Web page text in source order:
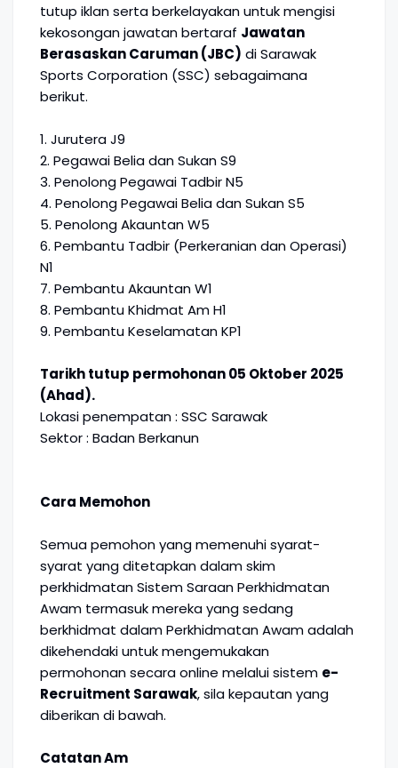
tutup iklan serta berkelayakan untuk mengisi
kekosongan jawatan bertaraf Jawatan
Berasaskan Caruman (JBC) di Sarawak
Sports Corporation (SSC) sebagaimana
berikut.
1. Jurutera J9
2. Pegawai Belia dan Sukan S9
3. Penolong Pegawai Tadbir N5
4. Penolong Pegawai Belia dan Sukan S5
5. Penolong Akauntan W5
6. Pembantu Tadbir (Perkeranian dan Operasi)
N1
7. Pembantu Akauntan W1
8. Pembantu Khidmat Am H1
9. Pembantu Keselamatan KP1
Tarikh tutup permohonan 05 Oktober 2025
(Ahad).
Lokasi penempatan : SSC Sarawak
Sektor : Badan Berkanun
Cara Memohon
Semua pemohon yang memenuhi syarat-
syarat yang ditetapkan dalam skim
perkhidmatan Sistem Saraan Perkhidmatan
Awam termasuk mereka yang sedang
berkhidmat dalam Perkhidmatan Awam adalah
dikehendaki untuk mengemukakan
permohonan secara online melalui sistem e-
Recruitment Sarawak, sila kepautan yang
diberikan di bawah.
Catatan Am